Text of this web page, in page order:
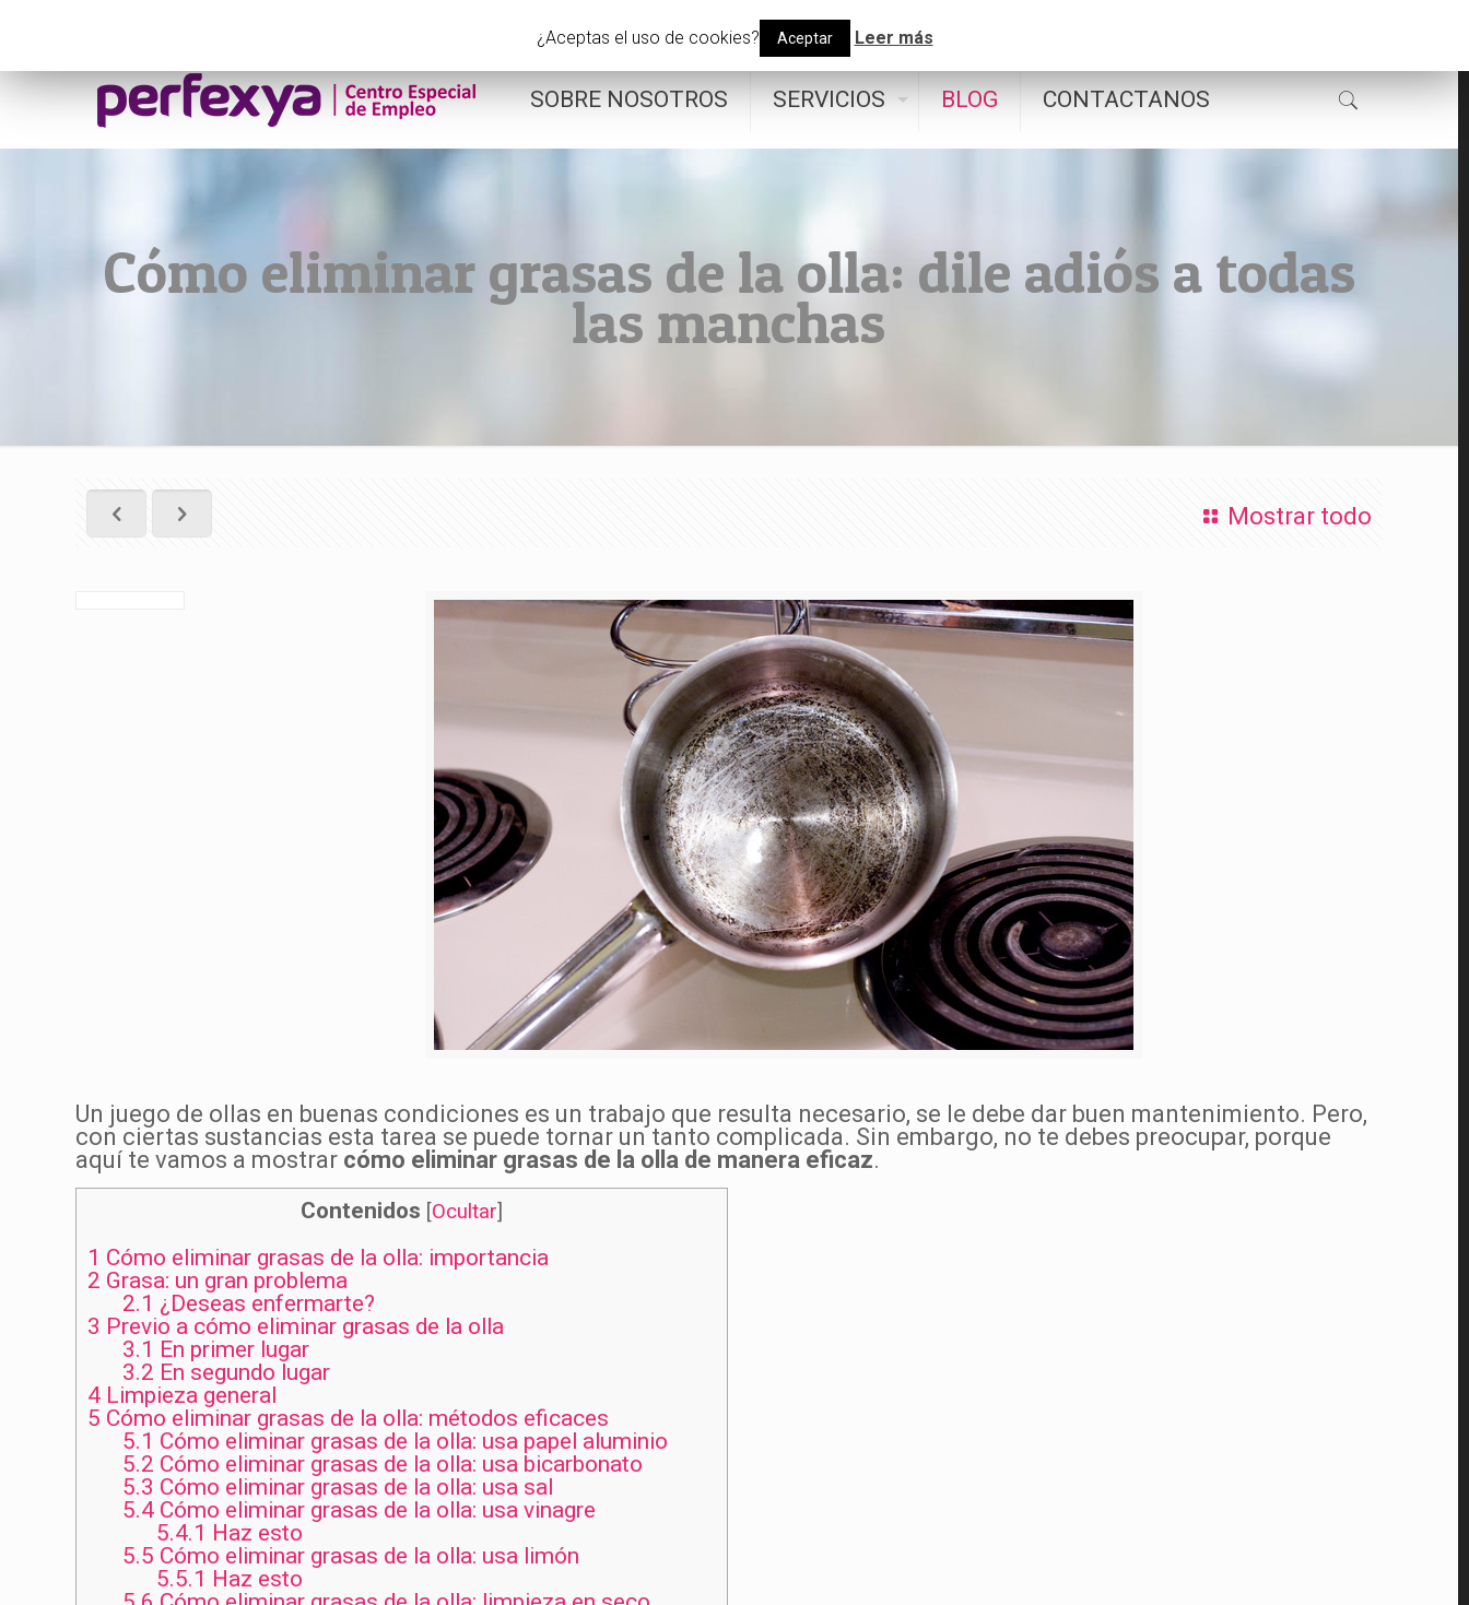
info@perfexyacee.com
SOBRE NOSOTROS SERVICIOS BLOG CONTACTANOS
Cómo eliminar grasas de la olla: dile adiós a todas
las manchas
Mostrar todo
Un juego de ollas en buenas condiciones es un trabajo que resulta necesario, se le debe dar buen mantenimiento. Pero,
con ciertas sustancias esta tarea se puede tornar un tanto complicada. Sin embargo, no te debes preocupar, porque
aquí te vamos a mostrar cómo eliminar grasas de la olla de manera eficaz.
Contenidos [Ocultar]
1 Cómo eliminar grasas de la olla: importancia
2 Grasa: un gran problema
2.1 ¿Deseas enfermarte?
3 Previo a cómo eliminar grasas de la olla
3.1 En primer lugar
3.2 En segundo lugar
4 Limpieza general
5 Cómo eliminar grasas de la olla: métodos eficaces
5.1 Cómo eliminar grasas de la olla: usa papel aluminio
5.2 Cómo eliminar grasas de la olla: usa bicarbonato
5.3 Cómo eliminar grasas de la olla: usa sal
5.4Cómo eliminar grasas de la olla: usa vinagre
5.4.1 Haz esto
5.5 Cómo eliminar grasas de la olla: usa limón
5.5.1 Haz esto
¿Aceptas el uso de cookies? Aceptar Leer más